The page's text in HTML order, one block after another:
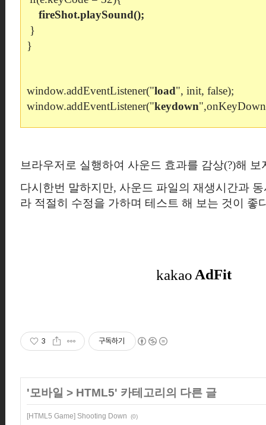
fireShot.playSound();
}
}
window.addEventListener("load", init, false);
window.addEventListener("keydown
브라우저로 실행하여 사운드 효과를 감상(?)해 보
다시한번 말하지만, 사운드 파일의 재생시간과
라 적절히 수정을 가하며 테스트 해 보는 것이 좋
3 구독하기
'모바일 > HTML5' 카테고리의 다른 글
[HTML5 Game] Shooting Down (0)